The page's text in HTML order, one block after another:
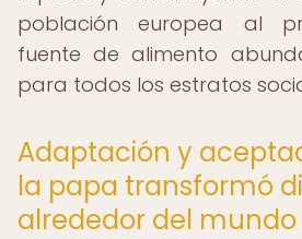
población europea al
fuente de alimento
para todos los estratos
Adaptación y
la papa transformó
alrededor del mundo